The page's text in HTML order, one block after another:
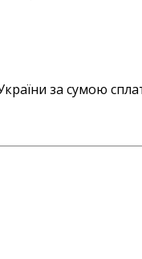
за сумою